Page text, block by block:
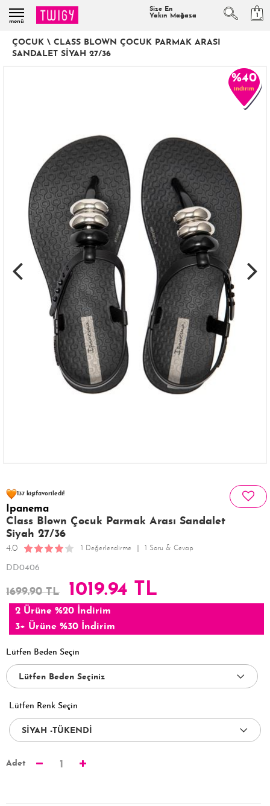
menü
Size En
Yakın Mağaza
1
ÇOCUK \ CLASS BLOWN ÇOCUK PARMAK ARASI
SANDALET SIYAH 27/36
%40
indirim
137 kişifavoriledi!
35 kişiSatın Aldı!
223 kişiGörüntüledi!
Ipanema
Class Blown Çocuk Parmak Arası Sandalet
Siyah 27/36
4.0 1 Değerlendirme 1 Soru & Cevap
DD0406
1699.90 TL 1019.94 TL
2 Ürüne %20 İndirim
3+ Ürüne %30 İndirim
Lütfen Beden Seçin
Lütfen Renk Seçin
Adet 1